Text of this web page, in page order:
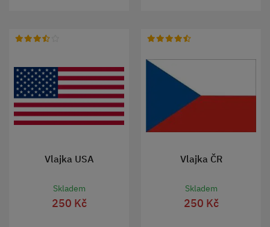
Vlajka USA
Skladem
250 Kč
Vlajka ČR
Skladem
250 Kč